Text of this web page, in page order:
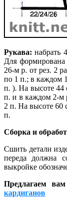
Рукава: набрать
Для формирована
26-м р. от рез. 2
по 1 п.; в каждом
п. ). На высоте 44
п. и в каждом 2-м
2 п. На высоте 60
п.
Сборка и
Сшить детали
переда должна
выкройке
Предлагаем
кардиганов